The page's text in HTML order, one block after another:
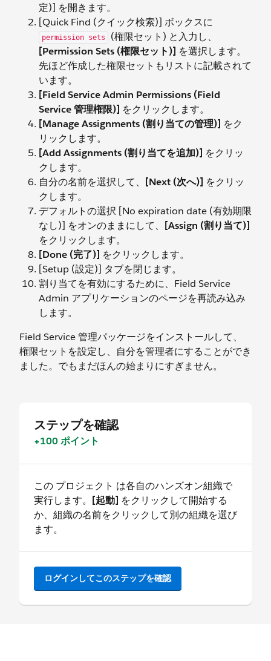
定)] を開きます。
[Quick Find (クイック検索)] ボックスに
permission sets
(権限セット) と入力し、
[Permission Sets (権限セット)] を選択します。
先ほど作成した権限セットもリストに記載されて
います。
[Field Service Admin Permissions (Field
Service 管理権限)] をクリックします。
[Manage Assignments (割り当ての管理)] をク
リックします。
[Add Assignments (割り当てを追加)] をクリッ
クします。
自分の名前を選択して、 [Next (次へ)] をクリッ
クします。
デフォルトの選択 [No expiration date (有効期限
なし)] をオンのままにして、 [Assign (割り当て)]
をクリックします。
[Done (完了)] をクリックします。
[Setup (設定)] タブを閉じます。
割り当てを有効にするために、Field Service
Admin アプリケーションのページを再読み込み
します。
Field Service 管理パッケージをインストールして、
権限セットを設定し、自分を管理者にすることができ
ました。でもまだほんの始まりにすぎません。
ステップを確認
+100 ポイント
この プロジェクト は各自のハンズオン組織で
実行します。 [起動] をクリックして開始する
か、組織の名前をクリックして別の組織を選び
ます。
ログインしてこのステップを確認